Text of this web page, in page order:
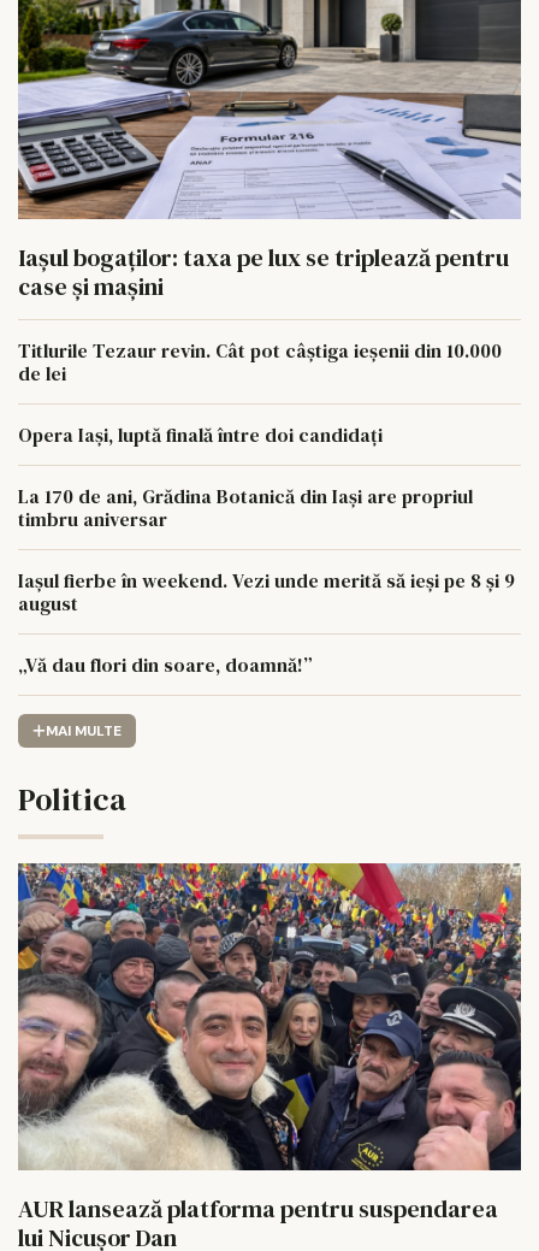
Iașul bogaților: taxa pe lux se triplează pentru
case și mașini
Titlurile Tezaur revin. Cât pot câștiga ieșenii din 10.000
de lei
Opera Iași, luptă finală între doi candidați
La 170 de ani, Grădina Botanică din Iași are propriul
timbru aniversar
Iașul fierbe în weekend. Vezi unde merită să ieși pe 8 și 9
august
„Vă dau flori din soare, doamnă!”
MAI MULTE
Politica
AUR lansează platforma pentru suspendarea
lui Nicușor Dan